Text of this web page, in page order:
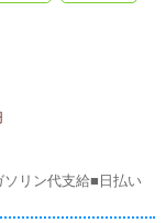
リン代支給■日払い